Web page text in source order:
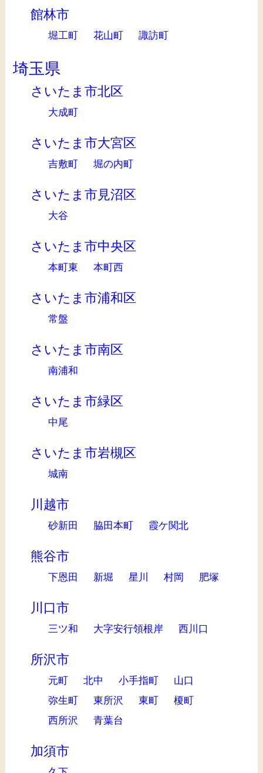
館林市
堀工町 花山町 諏訪町
埼玉県
さいたま市北区
大成町
さいたま市大宮区
吉敷町 堀の内町
さいたま市見沼区
大谷
さいたま市中央区
本町東 本町西
さいたま市浦和区
常盤
さいたま市南区
南浦和
さいたま市緑区
中尾
さいたま市岩槻区
城南
川越市
砂新田 脇田本町 霞ケ関北
熊谷市
下恩田 新堀 星川 村岡 肥塚
川口市
三ツ和 大字安行領根岸 西川口
所沢市
元町 北中 小手指町
山口
弥生町
東所沢 東町
榎町
西所沢
青葉台
加須市